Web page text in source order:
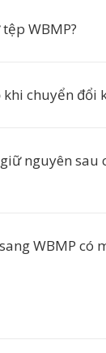
WBMP?
chuyển đổi
nguyên sau
WBMP có